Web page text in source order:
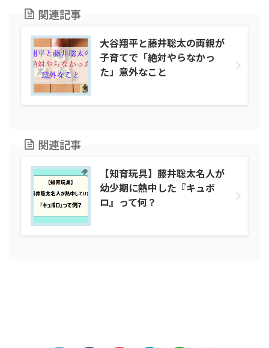
関連記事
大谷翔平と藤井聡太の両親が
子育てで「絶対やらなかっ
た」意外なこと
関連記事
【知育玩具】藤井聡太名人が
幼少期に熱中した『キュボ
ロ』って何？